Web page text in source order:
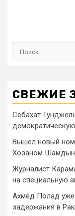
СВЕЖИЕ
Себахат
Вышел новый
Хозаном
Журналист
на специальную
Ахмед Полад уже
задержания в